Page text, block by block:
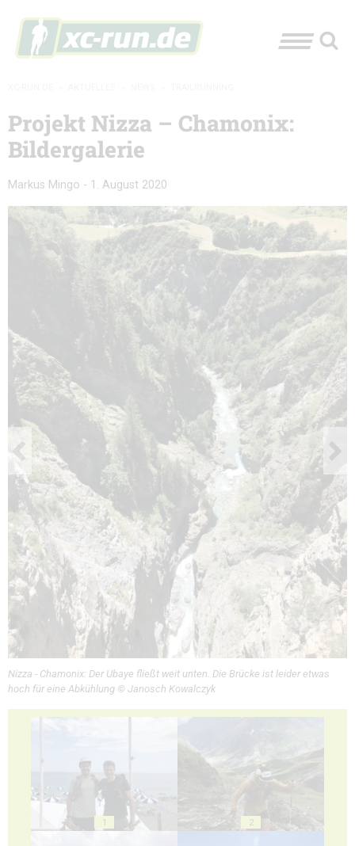
Projekt Nizza – Chamonix:
Bildergalerie
Markus Mingo - 1. August 2020
Nizza - Chamonix: Der Ubaye fließt weit unten. Die Brücke ist leider etwas
hoch für eine Abkühlung © Janosch Kowalczyk
1 2